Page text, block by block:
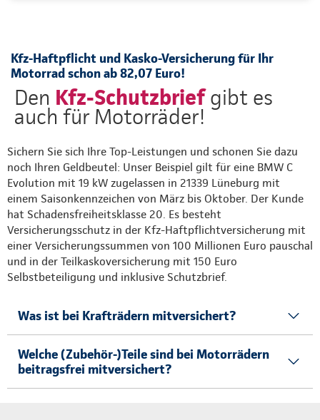
Kfz-Haftpflicht und Kasko-Versicherung für Ihr
Motorrad schon ab 82,07 Euro!
Den Kfz-Schutzbriefgibt es
auch für Motorräder!
Sichern Sie sich Ihre Top-Leistungen und schonen Sie dazu
noch Ihren Geldbeutel: Unser Beispiel gilt für eine BMW C
Evolution mit 19 kW zugelassen in 21339 Lüneburg mit
einem Saisonkennzeichen von März bis Oktober. Der Kunde
hat Schadensfreiheitsklasse 20. Es besteht
Versicherungsschutz in der Kfz-Haftpflichtversicherung mit
einer Versicherungssummen von 100 Millionen Euro pauschal
und in der Teilkaskoversicherung mit 150 Euro
Selbstbeteiligung und inklusive Schutzbrief.
Was ist bei Krafträdern mitversichert?
Welche (Zubehör-)Teile sind bei Motorrädern
beitragsfrei mitversichert?